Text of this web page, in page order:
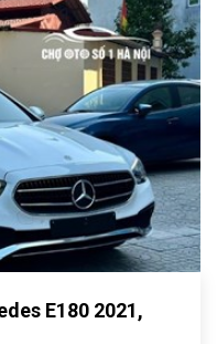
E180 2021,